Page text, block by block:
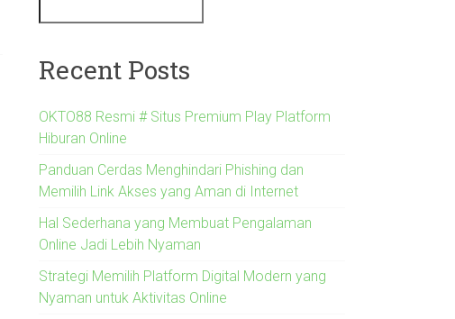
Recent Posts
OKTO88 Resmi # Situs Premium Play Platform
Hiburan Online
Panduan Cerdas Menghindari Phishing dan
Memilih Link Akses yang Aman di Internet
Hal Sederhana yang Membuat Pengalaman
Online Jadi Lebih Nyaman
Strategi Memilih Platform Digital Modern yang
Nyaman untuk Aktivitas Online